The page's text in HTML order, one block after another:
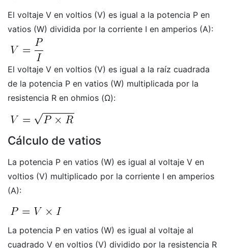
El voltaje V en voltios (V) es igual a la potencia P en
vatios (W) dividida por la corriente I en amperios (A):
El voltaje V en voltios (V) es igual a la raíz cuadrada
de la potencia P en vatios (W) multiplicada por la
resistencia R en ohmios (Ω):
Cálculo de vatios
La potencia P en vatios (W) es igual al voltaje V en
voltios (V) multiplicado por la corriente I en amperios
(A):
La potencia P en vatios (W) es igual al voltaje al
cuadrado V en voltios (V) dividido por la resistencia R